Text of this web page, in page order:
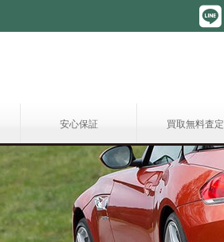
安心保証 買取無料査定